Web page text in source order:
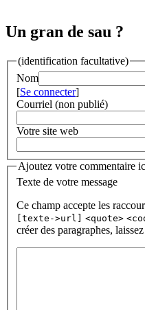
Un gran de sau ?
(identification facultative)
Nom
[Se connecter]
Courriel (non publié)
Votre site web
Ajoutez votre commentaire
Texte de votre message
Ce champ accepte les
[texte->url]
<quote>
créer des paragraphes,